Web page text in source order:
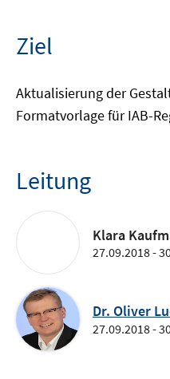
Ziel
Aktualisierung der
Formatvorlage für IAB-
Leitung
Klara
27.09.2018 -
Dr. Oliver
27.09.2018 -